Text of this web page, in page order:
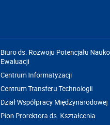
Biuro ds. Rozwoju Potencjału
Ewaluacji
Centrum Informatyzacji
Centrum Transferu Technologii
Dział Współpracy Międzynarodowej
Pion Prorektora ds. Kształcenia